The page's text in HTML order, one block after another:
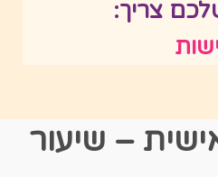
צריך:
פגישות
– שיעור